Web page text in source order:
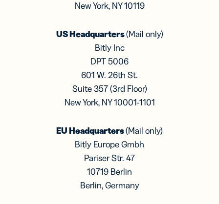
New York, NY 10119
US Headquarters(Mail only)
Bitly Inc
DPT 5006
601 W. 26th St.
Suite 357 (3rd Floor)
New York, NY 10001-1101
EU Headquarters(Mail only)
Bitly Europe Gmbh
Pariser Str. 47
10719 Berlin
Berlin, Germany